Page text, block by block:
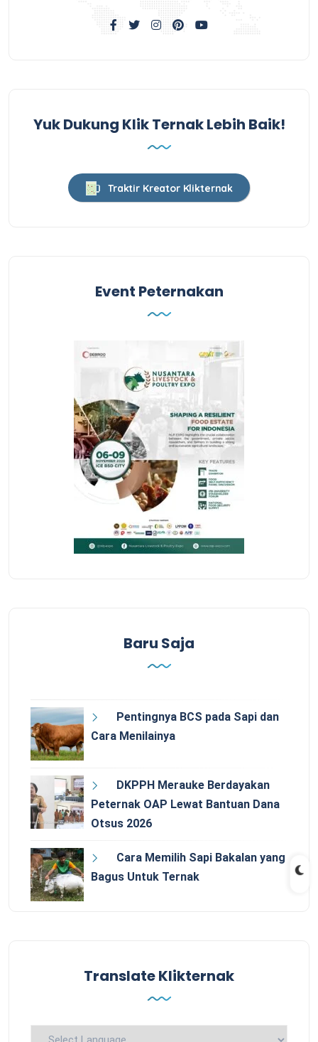
Yuk Dukung Klik Ternak Lebih Baik!
Traktir Kreator Klikternak
Event Peternakan
Baru Saja
Pentingnya BCS pada Sapi dan
Cara Menilainya
DKPPH Merauke Berdayakan
Peternak OAP Lewat Bantuan Dana
Otsus 2026
Cara Memilih Sapi Bakalan yang
Bagus Untuk Ternak
Translate Klikternak